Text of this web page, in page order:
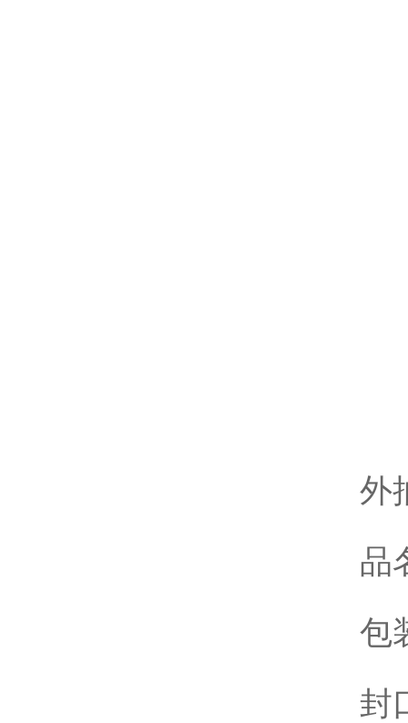
外
品
包
封